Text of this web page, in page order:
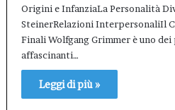
Origini e InfanziaLa Personalità
SteinerRelazioni InterpersonaliIl
Finali Wolfgang Grimmer è uno
affascinanti…
Leggi di più »